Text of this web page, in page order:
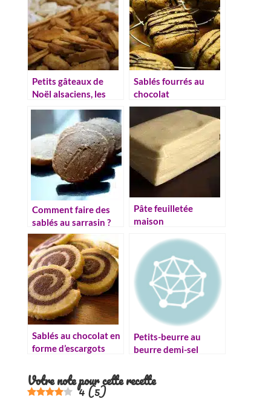
Petits gâteaux de
Noël alsaciens, les
Sablés fourrés au
chocolat
Comment faire des
sablés au sarrasin ?
Recette facile et
conseils
Pâte feuilletée
maison
Sablés au chocolat en
forme d’escargots
Petits-beurre au
beurre demi-sel
Votre note pour cette recette
4(5)